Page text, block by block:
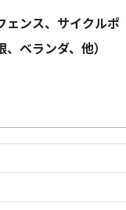
ンス、サイクルポ
ベランダ、他）